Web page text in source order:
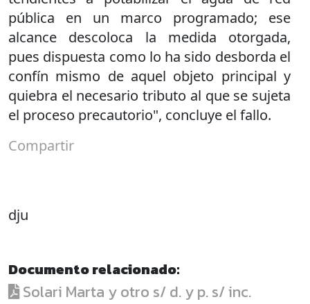
pública en un marco programado; ese
alcance descoloca la medida otorgada,
pues dispuesta como lo ha sido desborda el
confín mismo de aquel objeto principal y
quiebra el necesario tributo al que se sujeta
el proceso precautorio", concluye el fallo.
Compartir
dju
Documento relacionado:
Solari Marta y otro s/ d. y p. s/ inc.